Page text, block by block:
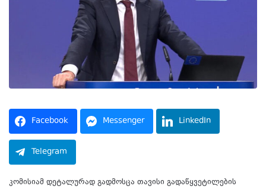
Facebook Messenger LinkedIn
Telegram
კომისიამ დეტალურად გადმოსცა თავისი გადაწყვეტილების